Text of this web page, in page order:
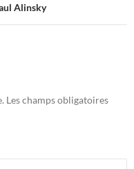
Alinsky
Les champs obligatoires